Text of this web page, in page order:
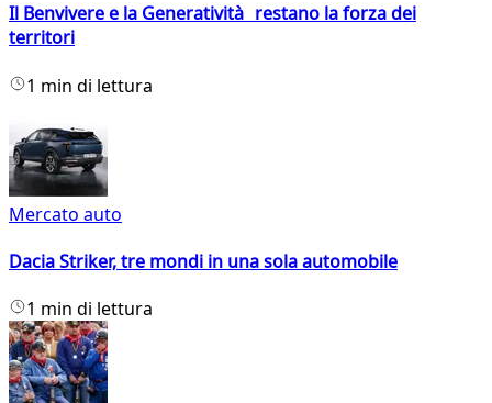
Il Benvivere e la Generatività restano la forza dei
territori
1 min di lettura
Mercato auto
Dacia Striker, tre mondi in una sola automobile
1 min di lettura